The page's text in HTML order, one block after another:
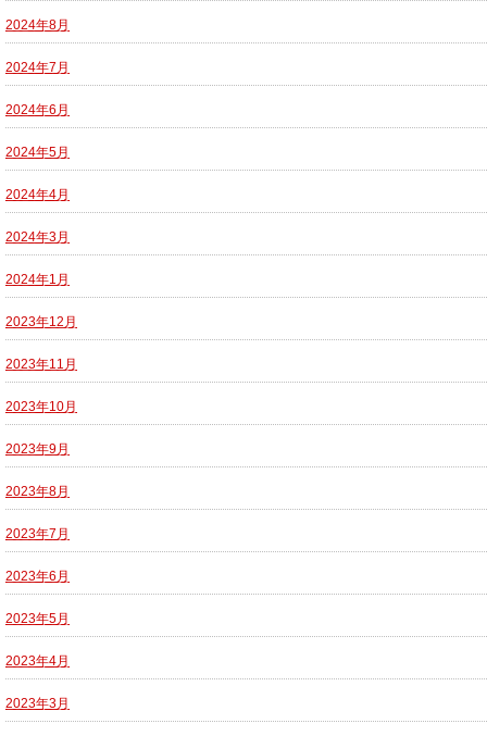
2024年8月
2024年7月
2024年6月
2024年5月
2024年4月
2024年3月
2024年1月
2023年12月
2023年11月
2023年10月
2023年9月
2023年8月
2023年7月
2023年6月
2023年5月
2023年4月
2023年3月